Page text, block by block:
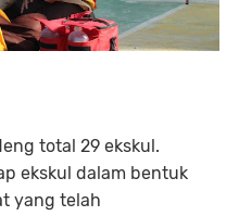
total 29 ekskul.
ekskul dalam bentuk
yang telah